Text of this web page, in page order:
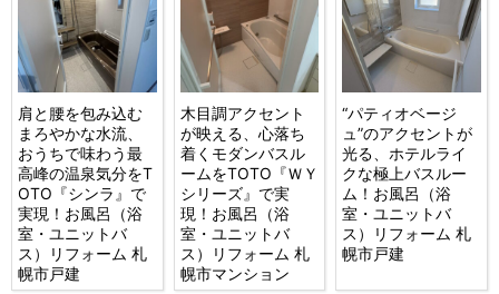
肩と腰を包み込む
まろやかな水流、
おうちで味わう最
高峰の温泉気分をT
OTO『シンラ』で
実現！お風呂（浴
室・ユニットバ
ス）リフォーム 札
幌市戸建
木目調アクセント
が映える、心落ち
着くモダンバスル
ームをTOTO『ＷＹ
シリーズ』で実
現！お風呂（浴
室・ユニットバ
ス）リフォーム 札
幌市マンション
“パティオベージ
ュ”のアクセントが
光る、ホテルライ
クな極上バスルー
ム！お風呂（浴
室・ユニットバ
ス）リフォーム 札
幌市戸建